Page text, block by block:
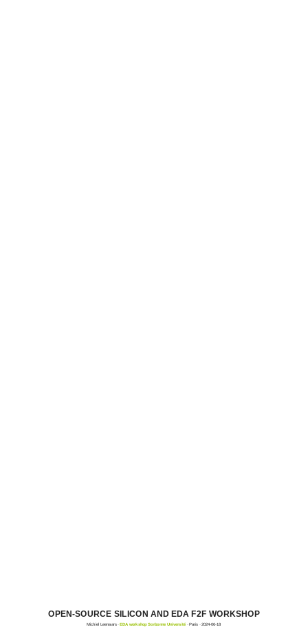
OPEN-SOURCE SILICON AND EDA F2F WORKSHOP
Michiel Leenaars · EDA workshop Sorbonne Université · Paris · 2024-06-18